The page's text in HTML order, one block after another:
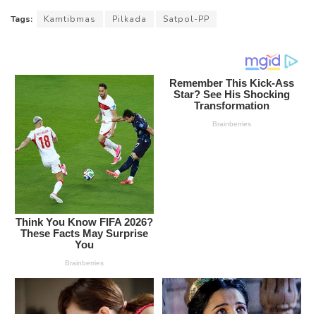
Tags: Kamtibmas Pilkada Satpol-PP